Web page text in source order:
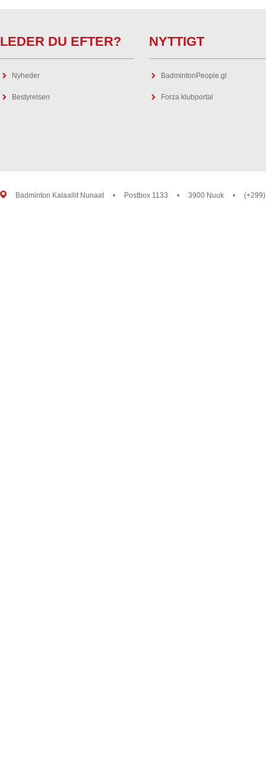
LEDER DU EFTER?
Nyheder
Bestyrelsen
NYTTIGT
BadmintonPeople.gl
Forza klubportal
Badminton Kalaallit Nunaat • Postbox 1133 • 3900 Nuuk •